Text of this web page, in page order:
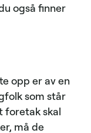
også finner
opp er av en
som står
foretak skal
må de